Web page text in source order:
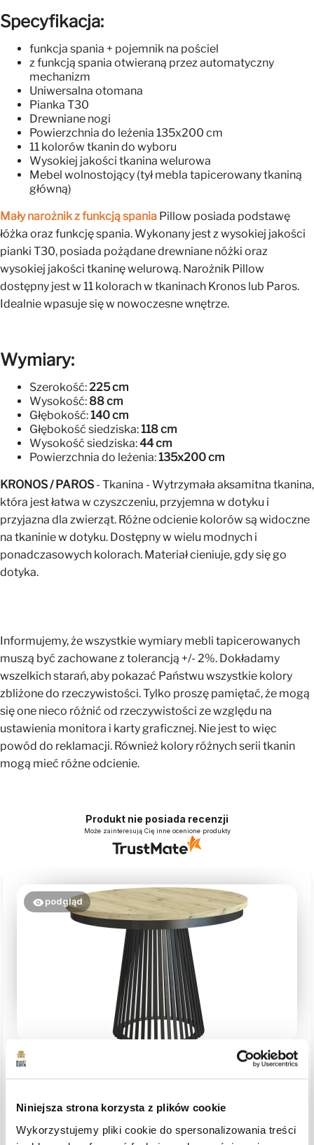
Niniejsza strona korzysta z plików cookie
Wykorzystujemy pliki cookie do spersonalizowania treści
Specyfikacja:
funkcja spania + pojemnik na pościel
z funkcją spania otwieraną przez automatyczny
mechanizm
Uniwersalna otomana
Pianka T30
Drewniane nogi
Powierzchnia do leżenia 135x200 cm
11 kolorów tkanin do wyboru
Wysokiej jakości tkanina welurowa
Mebel wolnostojący (tył mebla tapicerowany tkaniną
główną)
Mały narożnik z funkcją spania Pillow posiada podstawę
łóżka oraz funkcję spania. Wykonany jest z wysokiej jakości
pianki T30, posiada pożądane drewniane nóżki oraz
wysokiej jakości tkaninę welurową. Narożnik Pillow
dostępny jest w 11 kolorach w tkaninach Kronos lub Paros.
Idealnie wpasuje się w nowoczesne wnętrze.
Wymiary:
Szerokość:225 cm
Wysokość: 88 cm
Głębokość:140 cm
Głębokość siedziska:118 cm
Wysokość siedziska:44 cm
Powierzchnia do leżenia:135x200 cm
KRONOS / PAROS - Tkanina - Wytrzymała aksamitna tkanina,
która jest łatwa w czyszczeniu, przyjemna w dotyku i
przyjazna dla zwierząt. Różne odcienie kolorów są widoczne
na tkaninie w dotyku. Dostępny w wielu modnych i
ponadczasowych kolorach. Materiał cieniuje, gdy się go
dotyka.
Informujemy, że wszystkie wymiary mebli tapicerowanych
muszą być zachowane z tolerancją +/- 2%. Dokładamy
wszelkich starań, aby pokazać Państwu wszystkie kolory
zbliżone do rzeczywistości. Tylko proszę pamiętać, że mogą
się one nieco różnić od rzeczywistości ze względu na
ustawienia monitora i karty graficznej. Nie jest to więc
powód do reklamacji. Również kolory różnych serii tkanin
mogą mieć różne odcienie.
Produkt nie posiada recenzji
Może zainteresują Cię inne ocenione produkty
podgląd
Manfred zweryfikowano
Dobra cena i terminowa dostawa. Świetnie
stół z metalowymi nogami LUMI, Dąb artisan + Czarny
8/5/2026